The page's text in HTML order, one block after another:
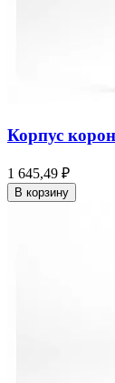
Корпус
1 645,49 ₽
В корзину